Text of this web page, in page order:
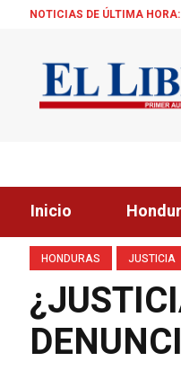
NOTICIAS DE ÚLTIMA HORA:
Inicio
HONDURAS JUSTICIA